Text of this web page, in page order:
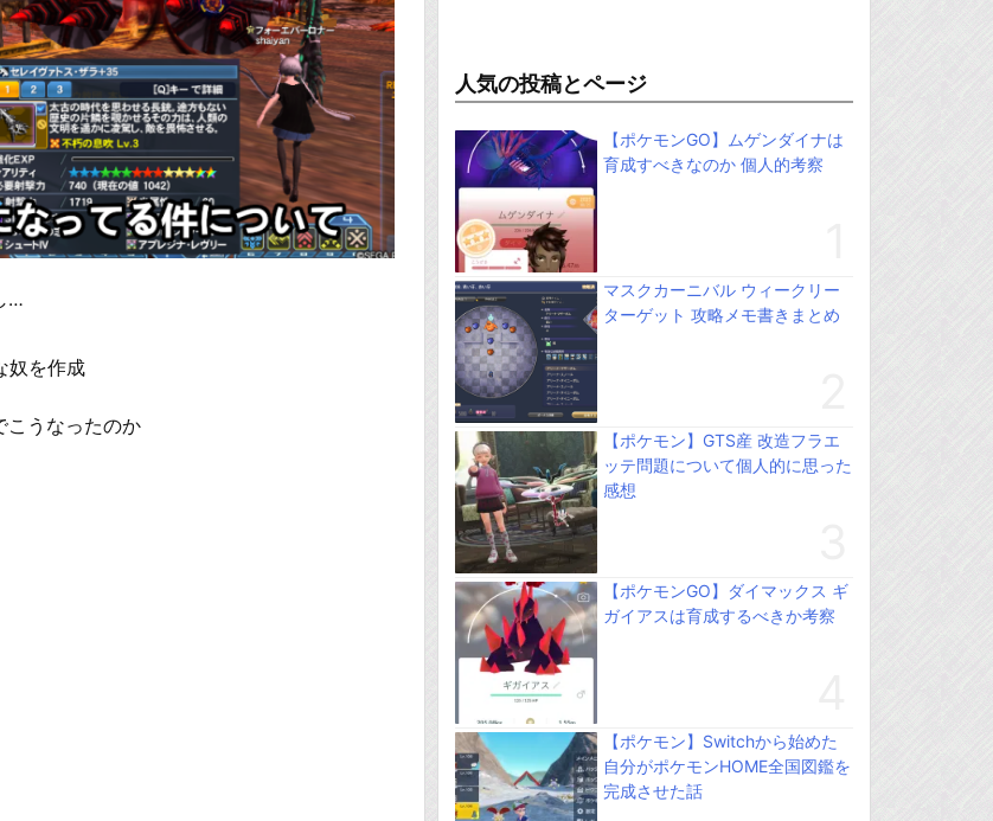
…
奴を作成
こうなったのか
人気の投稿とページ
【ポケモンGO】ムゲンダイナは
育成すべきなのか 個人的考察
マスクカーニバル ウィークリー
ターゲット 攻略メモ書きまとめ
【ポケモン】GTS産 改造フラエ
ッテ問題について個人的に思った
感想
【ポケモンGO】ダイマックス ギ
ガイアスは育成するべきか考察
【ポケモン】Switchから始めた
自分がポケモンHOME全国図鑑を
完成させた話